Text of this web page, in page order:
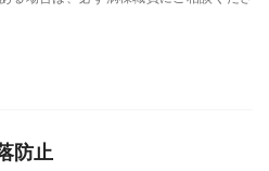
防止